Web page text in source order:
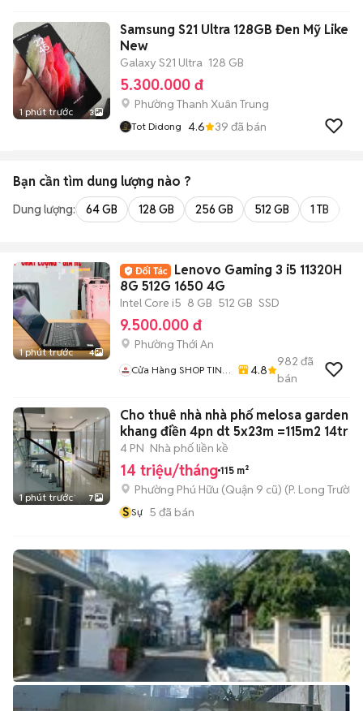
1 phút trước 3
Samsung S21 Ultra 128GB Đen Mỹ Like
New
Galaxy S21 Ultra 128 GB
5.300.000 đ
Phường Thanh Xuân Trung
Tot Didong 4.6 39 đã bán
Bạn cần tìm dung lượng nào ?
Dung lượng: 64 GB 128 GB 256 GB 512 GB 1 TB
1 phút trước 4
Lenovo Gaming 3 i5 11320H
8G 512G 1650 4G
Intel Core i5 8 GB 512 GB SSD
9.500.000 đ
Phường Thới An
Cửa Hàng SHOP TIN
4.8
982 đã
bán
1 phút trước 7
Cho thuê nhà nhà phố melosa garden
khang điền 4pn dt 5x23m =115m2 14tr
4 PN Nhà phố liền kề
14 triệu/tháng 115 m²
Phường Phú Hữu (Quận 9 cũ) (P. Long Trường
S Sự 5 đã bán